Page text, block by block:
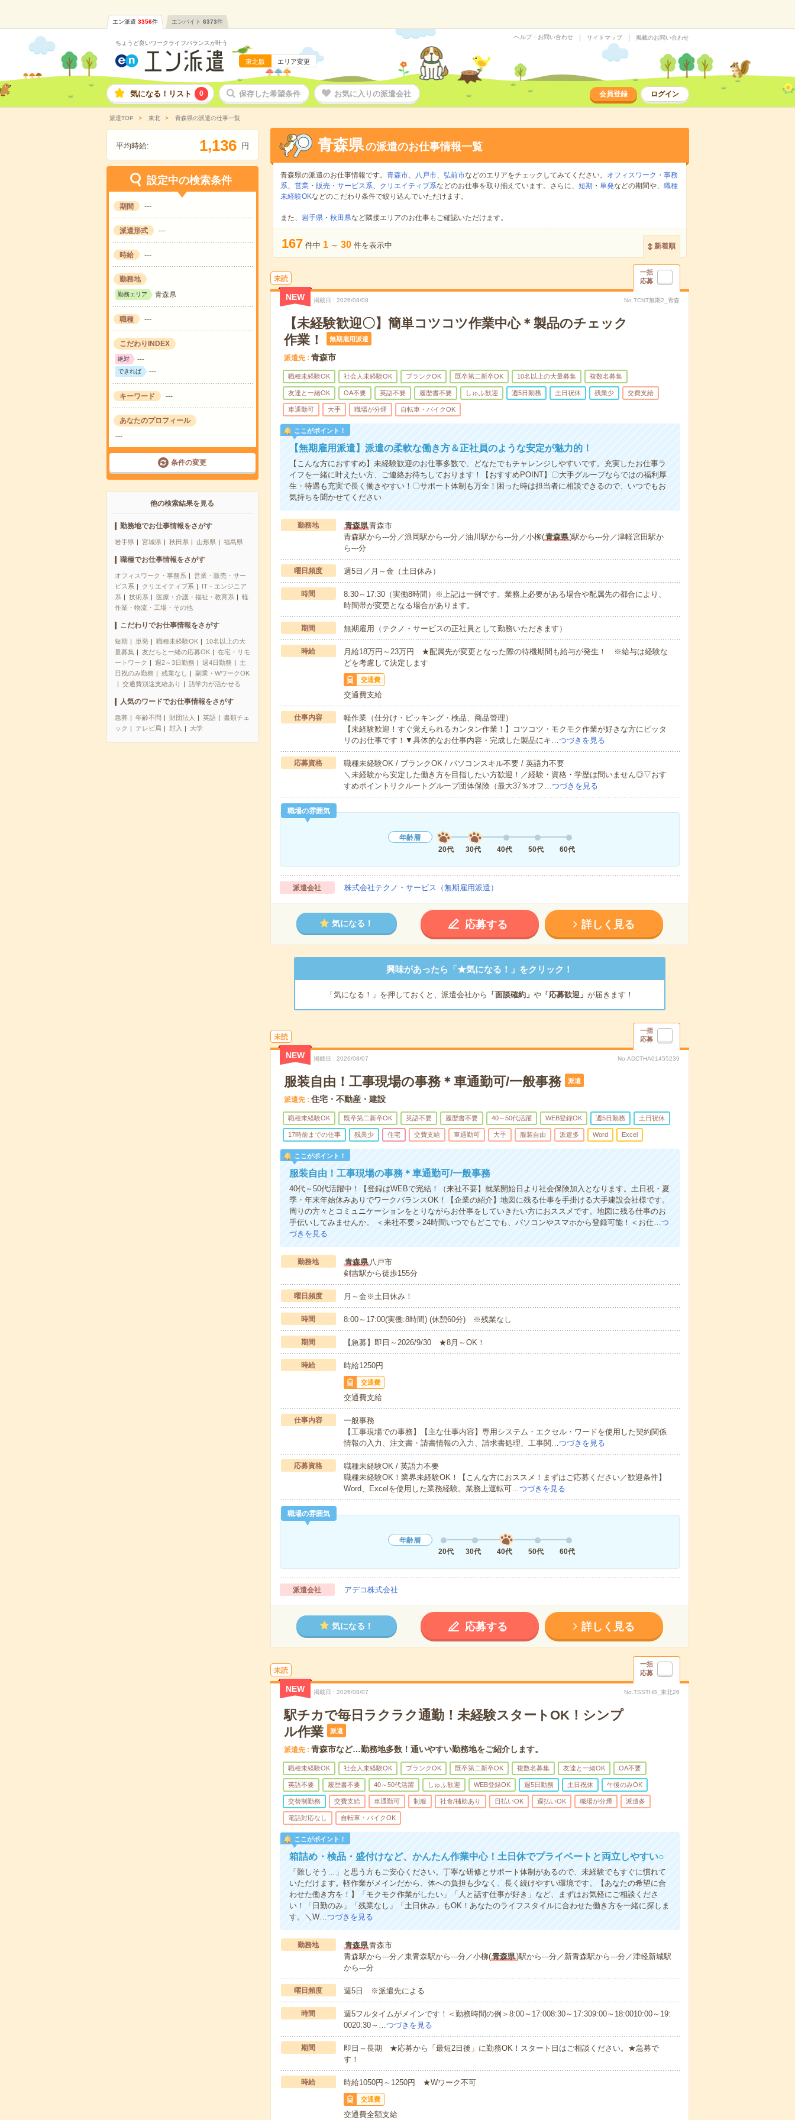
エン派遣 3356件 エンバイト 6373件
ちょうど良いワークライフバランスが叶う
東北版 エリア変更
ヘルプ・お問い合わせ サイトマップ 掲載のお問い合わせ
気になる！リスト 0 保存した希望条件 お気に入りの派遣会社 会員登録 ログイン
派遣TOP 東北 青森県の派遣の仕事一覧
平均時給: 1,136 円
設定中の検索条件
期間 ---
派遣形式 ---
時給 ---
勤務地
勤務エリア 青森県
職種 ---
こだわりINDEX
絶対 ---
できれば ---
キーワード ---
あなたのプロフィール
---
条件の変更
他の検索結果を見る
勤務地でお仕事情報をさがす
岩手県 宮城県 秋田県 山形県 福島県
職種でお仕事情報をさがす
オフィスワーク・事務系
営業・販売・サー
ビス系
クリエイティブ系
IT・エンジニア
系
技術系 医療・介護・福祉・教育系
軽
作業・物流・工場・その他
こだわりでお仕事情報をさがす
短期 単発 職種未経験OK
10名以上の大
量募集
友だちと一緒の応募OK
在宅・リモ
ートワーク
週2～3日勤務 週4日勤務
土
日祝のみ勤務
残業なし
副業・WワークOK
交通費別途支給あり
語学力が活かせる
人気のワードでお仕事情報をさがす
急募 年齢不問 財団法人 英語
書類チェ
ック
テレビ局 封入 大学
青森県の派遣のお仕事情報一覧
青森県の派遣のお仕事情報です。 青森市、 八戸市、 弘前市などのエリアをチェックしてみてください。
オフィスワーク・事務
系、 営業・販売・サービス系、 クリエイティブ系などのお仕事を取り揃えています。さらに、 短期 ・ 単発などの期間や、 職種
未経験OKなどのこだわり条件で絞り込んでいただけます。
また、 岩手県・ 秋田県など隣接エリアのお仕事もご確認いただけます。
167 件中 1 ～ 30 件を表示中 新着順
未読
一括
応募
NEW 掲載日 2026/08/08 No.TCNT無期2_青森
【未経験歓迎〇】簡単コツコツ作業中心＊製品のチェック
作業！
無期雇用派遣
派遣先 青森市
職種未経験OK 社会人未経験OK ブランクOK 既卒第二新卒OK 10名以上の大量募集 複数名募集
友達と一緒OK OA不要 英語不要 履歴書不要 しゅふ歓迎 週5日勤務 土日祝休 残業少 交費支給
車通勤可 大手 職場が分煙 自転車・バイクOK
ここがポイント！
【無期雇用派遣】派遣の柔軟な働き方＆正社員のような安定が魅力的！
【こんな方におすすめ】未経験歓迎のお仕事多数で、どなたでもチャレンジしやすいです。充実したお仕事ラ
イフを一緒に叶えたい方、ご連絡お待ちしております！【おすすめPOINT】〇大手グループならではの福利厚
生・待遇も充実で長く働きやすい！〇サポート体制も万全！困った時は担当者に相談できるので、いつでもお
気持ちを聞かせてください
勤務地 青森県青森市
青森駅から---分／浪岡駅から---分／油川駅から---分／小柳(青森県)駅から---分／津軽宮田駅か
ら---分
曜日頻度 週5日／月～金（土日休み）
時間
8:30～17:30（実働8時間）※上記は一例です。業務上必要がある場合や配属先の都合により、
時間帯が変更となる場合があります。
期間 無期雇用（テクノ・サービスの正社員として勤務いただきます）
時給
月給18万円～23万円 ★配属先が変更となった際の待機期間も給与が発生！ ※給与は経験な
どを考慮して決定します
交通費
交通費支給
仕事内容
軽作業（仕分け・ピッキング・検品、商品管理）
【未経験歓迎！すぐ覚えられるカンタン作業！】コツコツ・モクモク作業が好きな方にピッタ
リのお仕事です！▼具体的なお仕事内容・完成した製品にキ…つづきを見る
応募資格
職種未経験OK / ブランクOK / パソコンスキル不要 / 英語力不要
＼未経験から安定した働き方を目指したい方歓迎！／経験・資格・学歴は問いません◎▽おす
すめポイントリクルートグループ団体保険（最大37％オフ…つづきを見る
職場の雰囲気
年齢層
20代
30代 40代 50代 60代
派遣会社 株式会社テクノ・サービス（無期雇用派遣）
気になる！ 応募する 詳しく見る
興味があったら「★気になる！」をクリック！
「気になる！」を押しておくと、派遣会社から 「面談確約」 や「応募歓迎」 が届きます！
未読
一括
応募
NEW 掲載日 2026/08/07 No.ADCTHA01455239
服装自由！工事現場の事務＊車通勤可/一般事務 派遣
派遣先 住宅・不動産・建設
職種未経験OK 既卒第二新卒OK 英語不要 履歴書不要 40～50代活躍 WEB登録OK 週5日勤務 土日祝休
17時前までの仕事 残業少 住宅 交費支給 車通勤可 大手 服装自由 派遣多 Word Excel
ここがポイント！
服装自由！工事現場の事務＊車通勤可/一般事務
40代～50代活躍中！【登録はWEBで完結！（来社不要】就業開始日より社会保険加入となります。土日祝・夏
季・年末年始休みありでワークバランスOK！【企業の紹介】地図に残る仕事を手掛ける大手建設会社様です。
周りの方々とコミュニケーションをとりながらお仕事をしていきたい方におススメです。地図に残る仕事のお
手伝いしてみませんか。 ＜来社不要＞24時間いつでもどこでも、パソコンやスマホから登録可能！＜お仕… つ
づきを見る
勤務地 青森県八戸市
剣吉駅から徒歩155分
曜日頻度 月～金※土日休み！
時間 8:00～17:00(実働:8時間) (休憩60分) ※残業なし
期間 【急募】即日～2026/9/30 ★8月～OK！
時給 時給1250円
交通費
交通費支給
仕事内容
一般事務
【工事現場での事務】【主な仕事内容】専用システム・エクセル・ワードを使用した契約関係
情報の入力、注文書・請書情報の入力、請求書処理、工事関… つづきを見る
応募資格
職種未経験OK / 英語力不要
職種未経験OK！業界未経験OK！【こんな方におススメ！まずはご応募ください／歓迎条件】
Word、Excelを使用した業務経験。業務上運転可… つづきを見る
職場の雰囲気
年齢層
20代
30代 40代 50代 60代
派遣会社 アデコ株式会社
気になる！ 応募する 詳しく見る
未読
一括
応募
NEW 掲載日 2026/08/07 No.TSSTHB_東北26
駅チカで毎日ラクラク通勤！未経験スタートOK！シンプ
ル作業
派遣
派遣先 青森市など…勤務地多数！通いやすい勤務地をご紹介します。
職種未経験OK 社会人未経験OK ブランクOK 既卒第二新卒OK 複数名募集 友達と一緒OK OA不要
英語不要 履歴書不要 40～50代活躍 しゅふ歓迎 WEB登録OK 週5日勤務 土日祝休 午後のみOK
交替制勤務 交費支給 車通勤可 制服 社食/補助あり 日払いOK 週払いOK 職場が分煙 派遣多
電話対応なし 自転車・バイクOK
ここがポイント！
箱詰め・検品・盛付けなど、かんたん作業中心！土日休でプライベートと両立しやすい○
「難しそう…」と思う方もご安心ください。丁寧な研修とサポート体制があるので、未経験でもすぐに慣れて
いただけます。軽作業がメインだから、体への負担も少なく、長く続けやすい環境です。【あなたの希望に合
わせた働き方を！】「モクモク作業がしたい」「人と話す仕事が好き」など、まずはお気軽にご相談くださ
い！「日勤のみ」「残業なし」「土日休み」もOK！あなたのライフスタイルに合わせた働き方を一緒に探しま
す。＼W…つづきを見る
勤務地 青森県青森市
青森駅から---分／東青森駅から---分／小柳(青森県)駅から---分／新青森駅から---分／津軽新城駅
から---分
曜日頻度 週5日 ※派遣先による
時間
週5フルタイムがメインです！＜勤務時間の例＞8:00～17:008:30～17:309:00～18:0010:00～19:
0020:30～…つづきを見る
期間
即日～長期 ★応募から「最短2日後」に勤務OK！スタート日はご相談ください。★急募で
す！
時給 時給1050円～1250円 ★Wワーク不可
交通費
交通費全額支給